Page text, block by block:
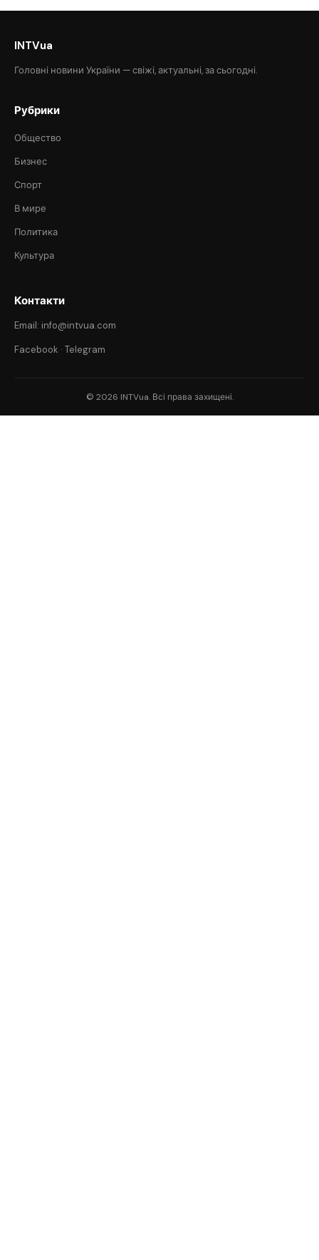
INTVua
Головні новини України — свіжі, актуальні, за сьогодні.
Рубрики
Общество
Бизнес
Спорт
В мире
Политика
Культура
Контакти
Email: info@intvua.com
Facebook · Telegram
© 2026 INTVua. Всі права захищені.